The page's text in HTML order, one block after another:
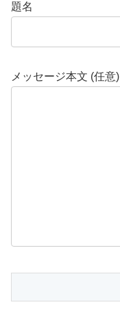
題名
メッセージ本文 (任意)